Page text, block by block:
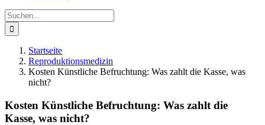
Suche
nach:
Startseite
Reproduktionsmedizin
Kosten Künstliche Befruchtung: Was zahlt die Kasse, was
nicht?
Kosten Künstliche Befruchtung: Was zahlt die
Kasse, was nicht?